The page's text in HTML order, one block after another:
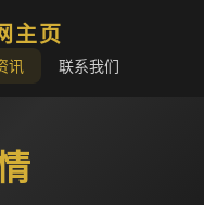
主页
讯 联系我们